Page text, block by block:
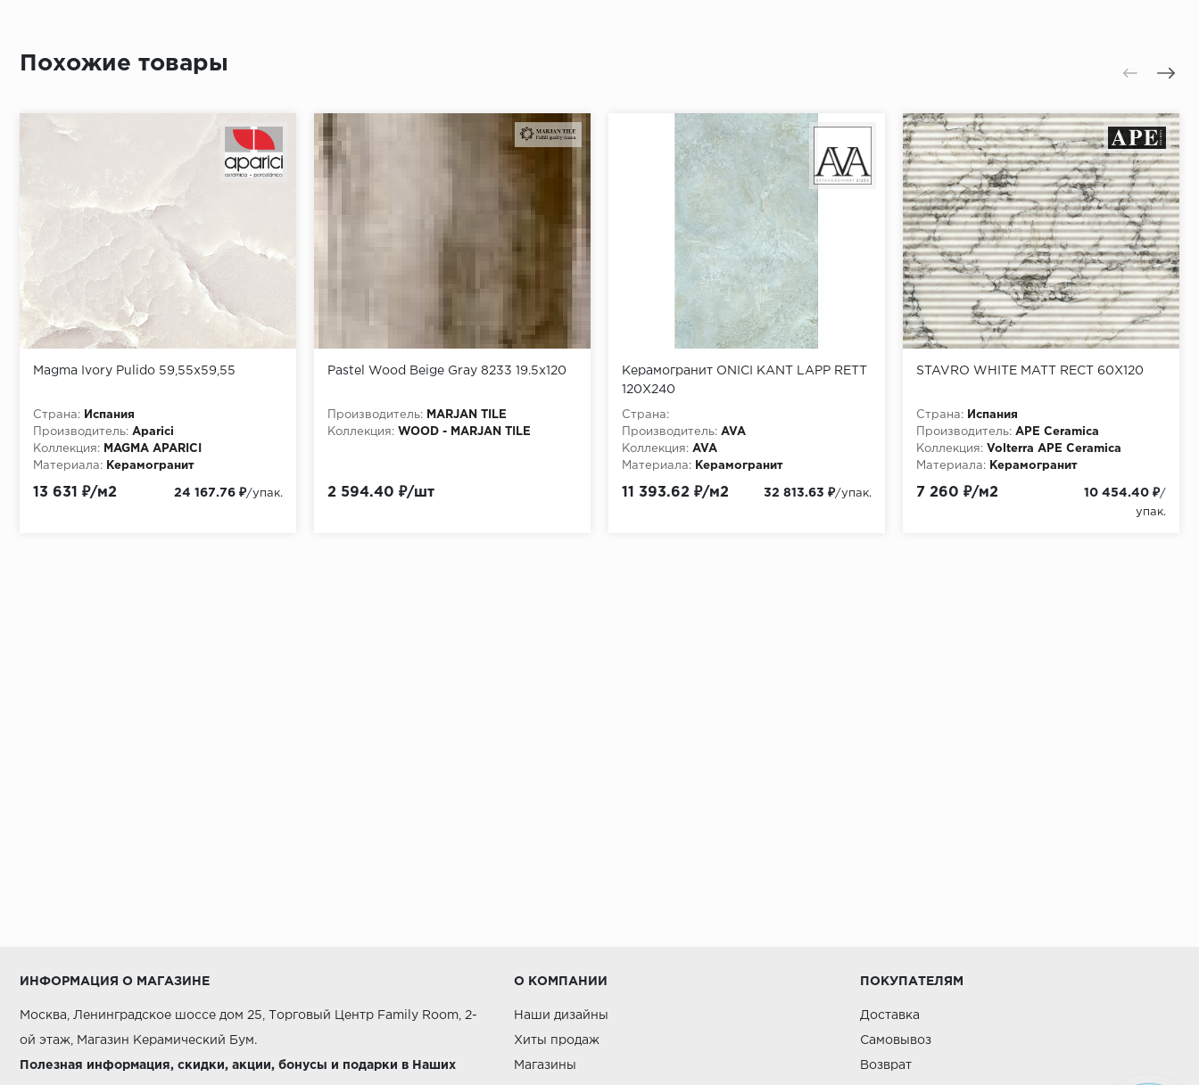
Похожие товары
Magma Ivory Pulido 59,55x59,55
Страна:
Испания
Производитель: Aparici
Коллекция:
MAGMA APARICI
Материала:
Керамогранит
13 631 ₽/м2 24 167.76 ₽/упак.
Pastel Wood Beige Gray 8233 19.5х120
Производитель:
MARJAN TILE
Коллекция: WOOD - MARJAN TILE
2 594.40 ₽/шт
Керамогранит ONICI KANT LAPP RETT
120X240
Страна:
Производитель: AVA
Коллекция: AVA
Материала:
Керамогранит
11 393.62 ₽/м2 32 813.63 ₽/упак.
STAVRO WHITE MATT RECT 60X120
Страна:
Испания
Производитель: APE Ceramica
Коллекция: Volterra APE Ceramica
Материала:
Керамогранит
7 260 ₽/м2 10 454.40 ₽/
упак.
ИНФОРМАЦИЯ О МАГАЗИНЕ
Москва, Ленинградское шоссе дом 25, Торговый Центр Family Room, 2-
ой этаж, Магазин Керамический Бум.
Полезная информация, скидки, акции, бонусы и подарки в Наших
О КОМПАНИИ
Наши дизайны
Хиты продаж
Магазины
ПОКУПАТЕЛЯМ
Доставка
Самовывоз
Возврат